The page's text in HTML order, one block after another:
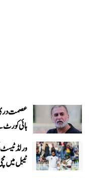
عصمت دری
ہائی کورٹ
ورلڈ ٹیسٹ
ٹیبل میں